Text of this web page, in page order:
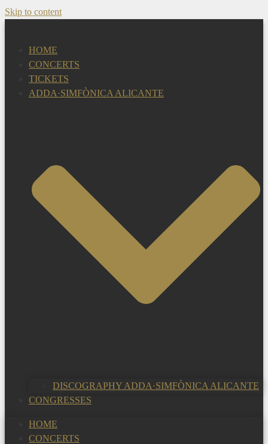
Skip to content
HOME
CONCERTS
TICKETS
ADDA·SIMFÒNICA ALICANTE
DISCOGRAPHY ADDA·SIMFÒNICA ALICANTE
CONGRESSES
HOME
CONCERTS